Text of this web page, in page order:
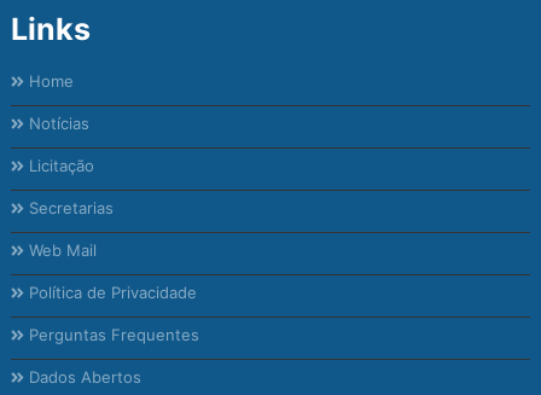
Links
Home
Notícias
Licitação
Secretarias
Web Mail
Política de Privacidade
Perguntas Frequentes
Dados Abertos